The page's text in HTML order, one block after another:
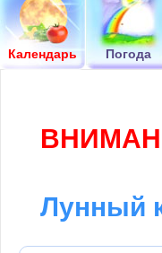
Календарь Погода
Лунный